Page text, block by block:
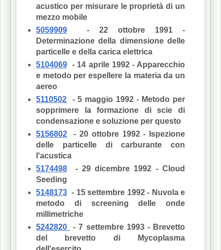
acustico per misurare le proprietà di un
mezzo mobile
5059909 - 22 ottobre 1991 -
Determinazione della dimensione delle
particelle e della carica elettrica
5104069 - 14 aprile 1992 - Apparecchio
e metodo per espellere la materia da un
aereo
5110502 - 5 maggio 1992 - Metodo per
sopprimere la formazione di scie di
condensazione e soluzione per questo
5156802 - 20 ottobre 1992 - Ispezione
delle particelle di carburante con
l'acustica
5174498 - 29 dicembre 1992 - Cloud
Seeding
5148173 - 15 settembre 1992 - Nuvola e
metodo di screening delle onde
millimetriche
5242820
- 7 settembre 1993 - Brevetto
del brevetto di Mycoplasma